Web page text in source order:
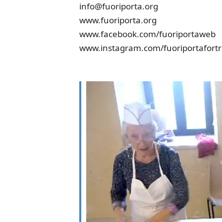
info@fuoriporta.org
www.fuoriporta.org
www.facebook.com/fuoriportaweb
www.instagram.com/